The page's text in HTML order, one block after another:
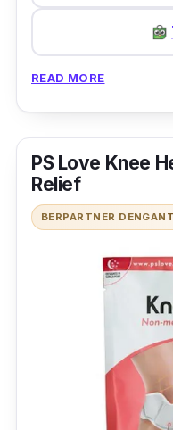
READ MORE
PS Love Knee
Relief
BERPARTNER DENGAN